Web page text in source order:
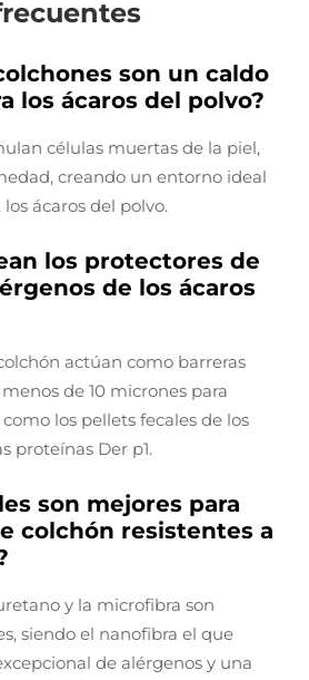
son un caldo
los ácaros del polvo?
células muertas de la piel,
creando un entorno ideal
ácaros del polvo.
los protectores de
de los ácaros
actúan como barreras
de 10 micrones para
los pellets fecales de los
proteínas Der p1.
son mejores para
colchón resistentes a
y la microfibra son
siendo el nanofibra el que
de alérgenos y una